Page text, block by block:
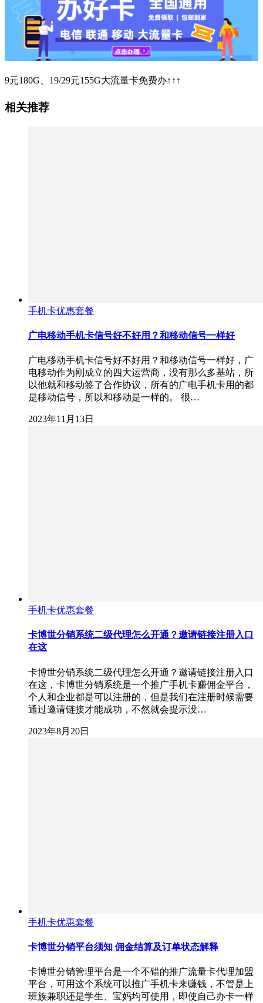
9元180G、19/29元155G大流量卡免费办↑↑↑
相关推荐
手机卡优惠套餐
广电移动手机卡信号好不好用？和移动信号一样好
广电移动手机卡信号好不好用？和移动信号一样好，广
电移动作为刚成立的四大运营商，没有那么多基站，所
以他就和移动签了合作协议，所有的广电手机卡用的都
是移动信号，所以和移动是一样的。 很…
2023年11月13日
手机卡优惠套餐
卡博世分销系统二级代理怎么开通？邀请链接注册入口
在这
卡博世分销系统二级代理怎么开通？邀请链接注册入口
在这，卡博世分销系统是一个推广手机卡赚佣金平台，
个人和企业都是可以注册的，但是我们在注册时候需要
通过邀请链接才能成功，不然就会提示没…
2023年8月20日
手机卡优惠套餐
卡博世分销平台须知 佣金结算及订单状态解释
卡博世分销管理平台是一个不错的推广流量卡代理加盟
平台，可用这个系统可以推广手机卡来赚钱，不管是上
班族兼职还是学生、宝妈均可使用，即使自己办卡一样